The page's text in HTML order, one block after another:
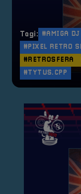
Tagi: #AMIGA DJ
#PIXEL RETRO
#RETROSFERA
#TYTUS.CPP